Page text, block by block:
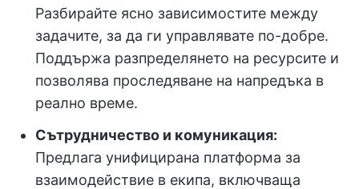
Разбирайте ясно зависимостите между
задачите, за да ги управлявате по-добре.
Поддържа разпределянето на ресурсите и
позволява проследяване на напредъка в
реално време.
Сътрудничество и комуникация:
Предлага унифицирана платформа за
взаимодействие в екипа, включваща